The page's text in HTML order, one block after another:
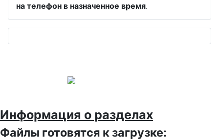
на телефон в назначенное время.
Информация о разделах
Файлы готовятся к загрузке: